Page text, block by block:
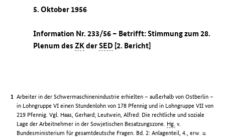
5. Oktober 1956
Information Nr. 233/56 – Betrifft: Stimmung zum 28.
Plenum desZKderSED [2. Bericht]
Arbeiter in der Schwermaschinenindustrie erhielten – außerhalb von Ostberlin –
in Lohngruppe VI einen Stundenlohn von 178 Pfennig und in Lohngruppe VII von
219 Pfennig. Vgl. Haas, Gerhard; Leutwein, Alfred: Die rechtliche und soziale
Lage der Arbeitnehmer in der Sowjetischen Besatzungszone. Hg. v.
Bundesministerium für gesamtdeutsche Fragen. Bd. 2: Anlagenteil, 4., erw. u.